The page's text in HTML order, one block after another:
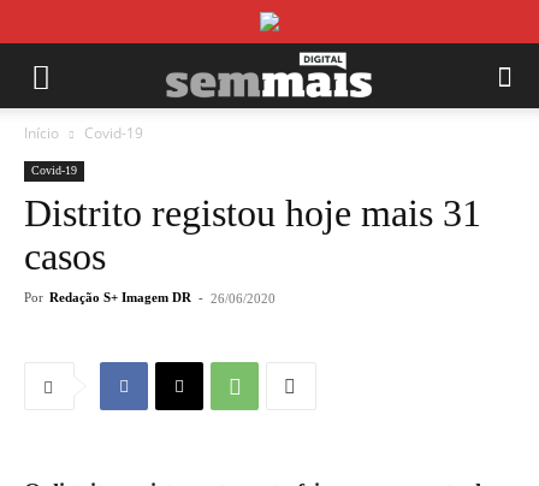
Início Covid-19
Covid-19
Distrito registou hoje mais 31
casos
Por Redação S+ Imagem DR - 26/06/2020